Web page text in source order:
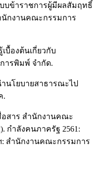
บบข้าราชการผู้มีผลสัมฤทธิ์
นักงานคณะกรรมการ
บื้องต้นเกี่ยวกับ
ารพิมพ์ จำกัด.
ำนโยบายสาธารณะไป
.
อสาร สำนักงานคณะ
กำลังคนภาครัฐ 2561:
: สำนักงานคณะกรรมการ